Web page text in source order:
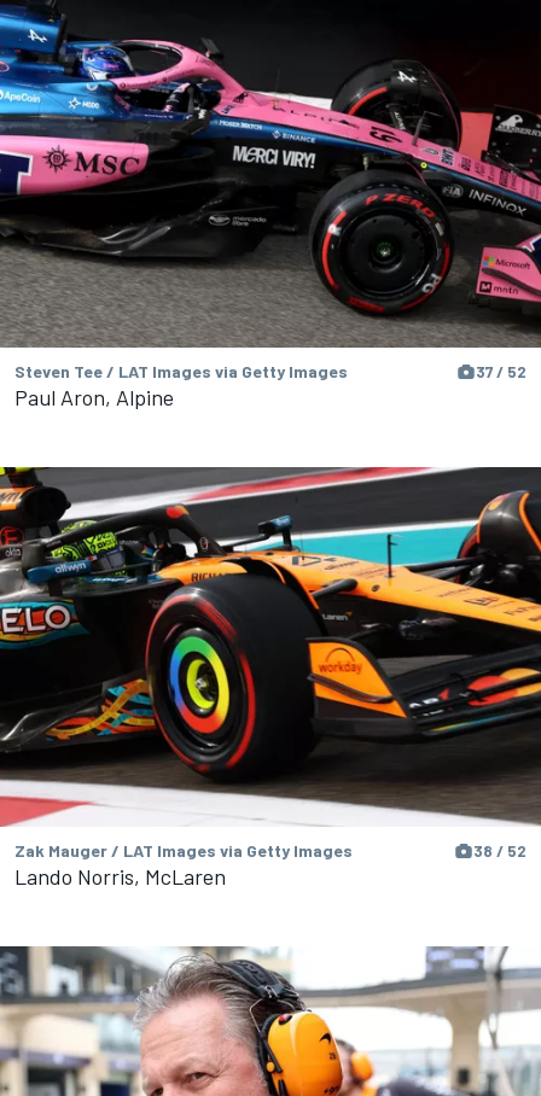
Steven Tee / LAT Images via Getty Images 37 / 52
Paul Aron, Alpine
Zak Mauger / LAT Images via Getty Images 38 / 52
Lando Norris, McLaren